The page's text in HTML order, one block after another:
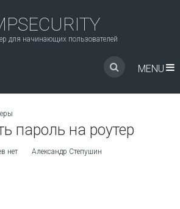
для начинающих пользователей
MENU
пароль на роутер
нет Александр Степушин